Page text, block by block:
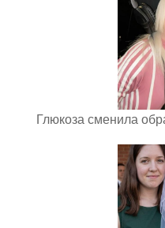
Глюкоза сменила